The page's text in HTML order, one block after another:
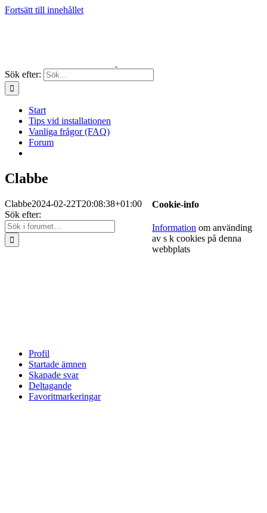
Fortsätt till innehållet
Sök efter:
Start
Tips vid installationen
Vanliga frågor (FAQ)
Forum
Clabbe
Clabbe2024-02-22T20:08:38+01:00
Sök efter:
Profil
Startade ämnen
Skapade svar
Deltagande
Favoritmarkeringar
Cookie-info
Information om använding
av s k cookies på denna
webbplats